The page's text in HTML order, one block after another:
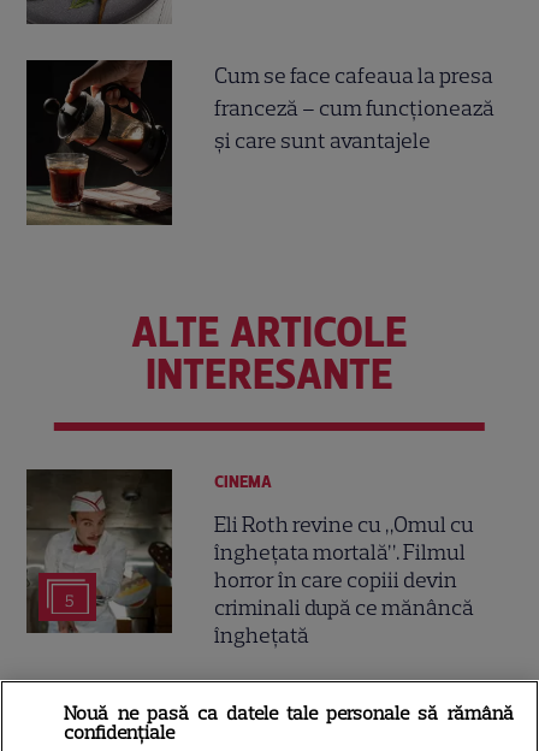
Cum se face cafeaua la presa
franceză – cum funcționează
și care sunt avantajele
ALTE ARTICOLE
INTERESANTE
5
CINEMA
Eli Roth revine cu „Omul cu
înghețata mortală”. Filmul
horror în care copiii devin
criminali după ce mănâncă
înghețată
Nouă ne pasă ca datele tale personale să rămână
confidențiale